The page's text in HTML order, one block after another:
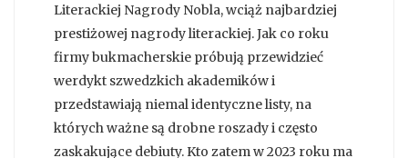
Literackiej Nagrody Nobla, wciąż najbardziej
prestiżowej nagrody literackiej. Jak co roku
firmy bukmacherskie próbują przewidzieć
werdykt szwedzkich akademików i
przedstawiają niemal identyczne listy, na
których ważne są drobne roszady i często
zaskakujące debiuty. Kto zatem w 2023 roku ma